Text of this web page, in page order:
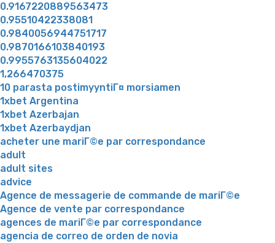
0.9167220889563473
0.95510422338081
0.9840056944751717
0.9870166103840193
0.9955763135604022
1,266470375
10 parasta postimyyntiГ¤ morsiamen
1xbet Argentina
1xbet Azerbajan
1xbet Azerbaydjan
acheter une mariГ©e par correspondance
adult
adult sites
advice
Agence de messagerie de commande de mariГ©e
Agence de vente par correspondance
agences de mariГ©e par correspondance
agencia de correo de orden de novia